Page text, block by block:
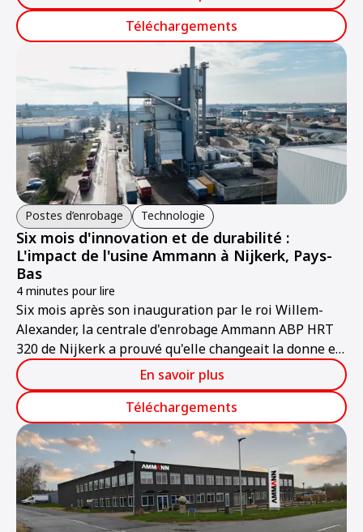
Téléchargements
Postes d’enrobage Technologie
Six mois d'innovation et de durabilité :
L'impact de l'usine Ammann à Nijkerk, Pays-
Bas
4 minutes pour lire
Six mois après son inauguration par le roi Willem-
Alexander, la centrale d'enrobage Ammann ABP HRT
320 de Nijkerk a prouvé qu'elle changeait la donne en
matière d'infrastructures durables aux Pays-Bas.
En savoir plus
Téléchargements